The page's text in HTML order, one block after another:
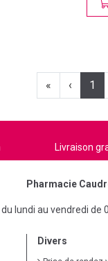
« ‹ 1
Livraison
Pharmacie
lundi au vendredi de
Divers